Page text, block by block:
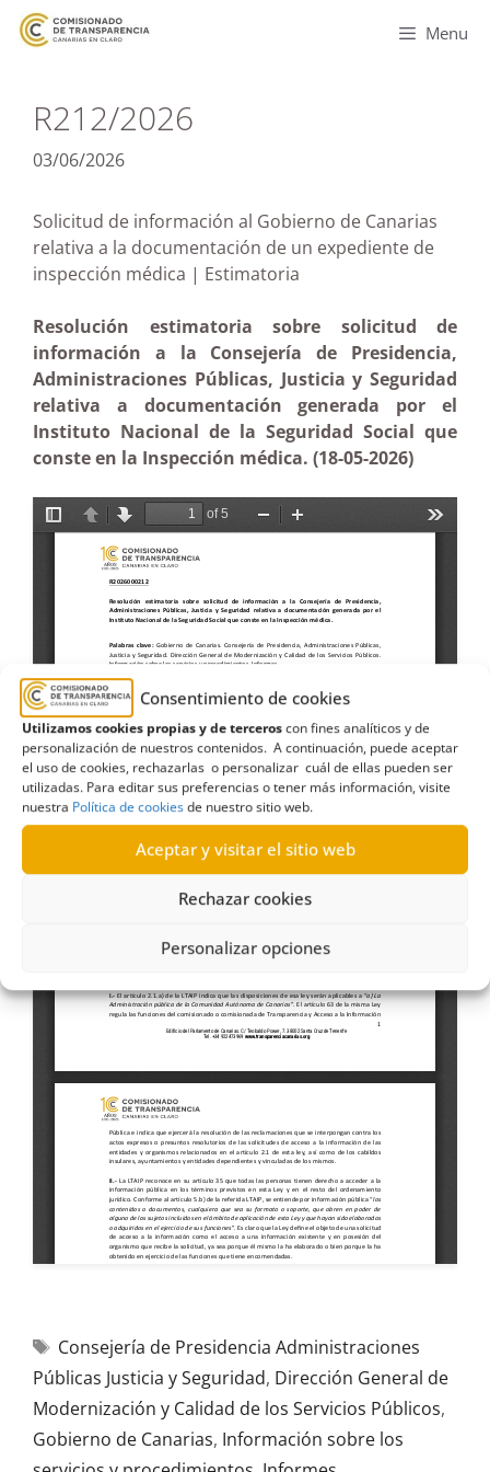
Consentimiento de cookies
Utilizamos cookies propias y de terceroscon fines analíticos y de
personalización de nuestros contenidos. A continuación, puede aceptar
el uso de cookies, rechazarlas o personalizar cuál de ellas pueden ser
utilizadas. Para editar sus preferencias o tener más información, visite
nuestra Política de cookiesde nuestro sitio web.
Aceptar y visitar el sitio web
Rechazar cookies
Personalizar opciones
Menu
R212/2026
03/06/2026
Solicitud de información al Gobierno de Canarias
relativa a la documentación de un expediente de
inspección médica | Estimatoria
Resolución estimatoria sobre solicitud de
información a la Consejería de Presidencia,
Administraciones Públicas, Justicia y Seguridad
relativa a documentación generada por el
Instituto Nacional de la Seguridad Social que
conste en la Inspección médica. (18-05-2026)
Consejería de Presidencia Administraciones
Públicas Justicia y Seguridad, Dirección General de
Modernización y Calidad de los Servicios Públicos,
Gobierno de Canarias, Información sobre los